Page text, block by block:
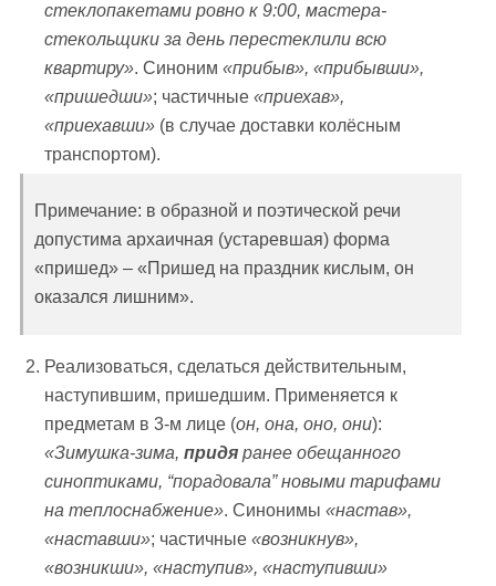
стеклопакетами ровно к 9:00, мастера-
стекольщики за день перестеклили всю
квартиру». Синоним«прибыв», «прибывши»,
«пришедши»; частичные«приехав»,
«приехавши» (в случае доставки колёсным
транспортом).
Примечание: в образной и поэтической речи
допустима архаичная (устаревшая) форма
«пришед» – «Пришед на праздник кислым, он
оказался лишним».
Реализоваться, сделаться действительным,
наступившим, пришедшим. Применяется к
предметам в 3-м лице (он, она, оно, они):
«Зимушка-зима,придяранее обещанного
синоптиками, “порадовала” новыми тарифами
на теплоснабжение». Синонимы«настав»,
«наставши»; частичные«возникнув»,
«возникши», «наступив», «наступивши»